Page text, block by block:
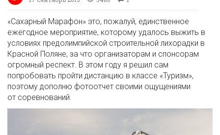
«Сахарный Марафон» это, пожалуй, единственное
ежегодное мероприятие, которому удалось выжить в
условиях предолимпийской строительной лихорадки в
Красной Поляне, за что организаторам и спонсорам
огромный респект. В этом году я решил сам
попробовать пройти дистанцию в классе «Туризм»,
поэтому дополню фотоотчет своими ощущениями
от соревнований.